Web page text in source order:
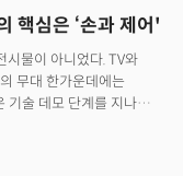
핵심은 ‘손과 제어'
물이 아니었다. TV와
무대 한가운데에는
기술 데모 단계를 지나
줬다. 이는 단순한 제품